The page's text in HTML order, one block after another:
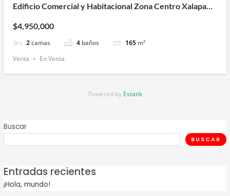
Edificio Comercial y Habitacional Zona Centro Xalapa
$4,950,000
2camas 4 baños 165 m²
Venta
En Venta
Powered by Estatik
Buscar
BUSCAR
Entradas recientes
¡Hola, mundo!